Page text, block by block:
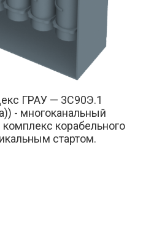
ГРАУ — 3С90Э.1
- многоканальный
корабельного
стартом.